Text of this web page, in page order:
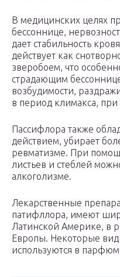
В медицинских целях
бессоннице,
дает стабильность
действует как
зверобоем, что
страдающим
возбудимости,
в период климакса,
Пассифлора также
действием, убирает
ревматизме. При
листьев и стеблей
алкоголизме.
Лекарственные
патифллора, имеют
Латинской Америке, в
Европы. Некоторые
используются в